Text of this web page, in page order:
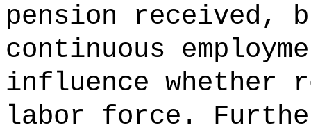
pension received,
continuous
influence
labor force.